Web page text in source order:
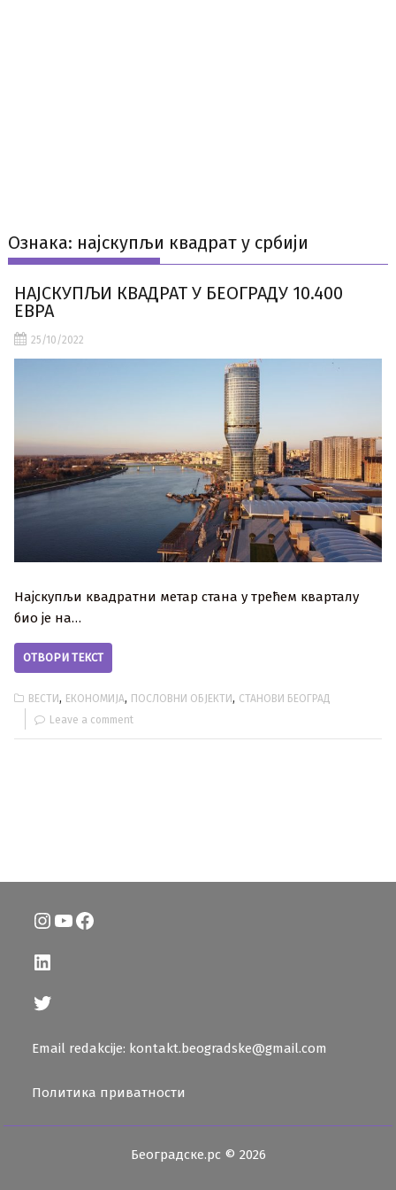
Ознака: најскупљи квадрат у србији
НАЈСКУПЉИ КВАДРАТ У БЕОГРАДУ 10.400
ЕВРА
25/10/2022
Најскупљи квадратни метар стана у трећем кварталу
био је на…
ОТВОРИ ТЕКСТ
ВЕСТИ, ЕКОНОМИЈА, ПОСЛОВНИ ОБЈЕКТИ, СТАНОВИ БЕОГРАД
Leave a comment
Instagram
YouTube
Facebook
LinkedIn
Twitter
Email redakcije: kontakt.beogradske@gmail.com
Политика приватности
Београдске.рс © 2026